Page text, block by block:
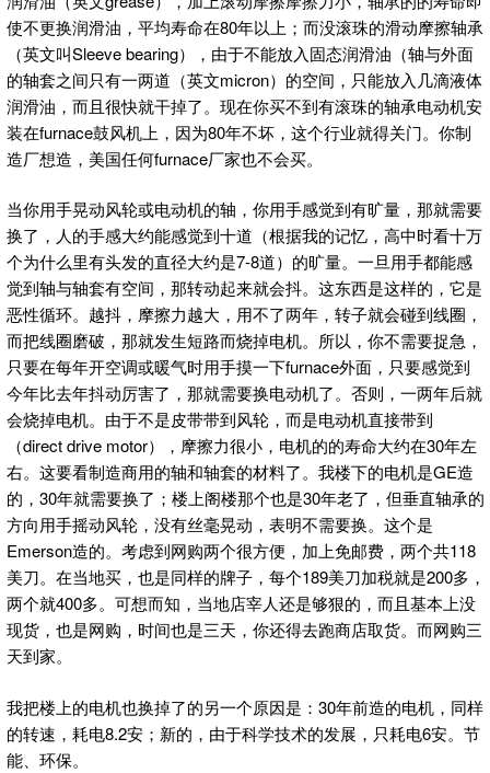
使不更换润滑油，平均寿命在80年以上；而没滚珠的滑动摩擦轴承
（英文叫Sleeve bearing），由于不能放入固态润滑油（轴与外面
的轴套之间只有一两道（英文micron）的空间，只能放入几滴液体
润滑油，而且很快就干掉了。现在你买不到有滚珠的轴承电动机安
装在furnace鼓风机上，因为80年不坏，这个行业就得关门。你制
造厂想造，美国任何furnace厂家也不会买。
当你用手晃动风轮或电动机的轴，你用手感觉到有旷量，那就需要
换了，人的手感大约能感觉到十道（根据我的记忆，高中时看十万
个为什么里有头发的直径大约是7-8道）的旷量。一旦用手都能感
觉到轴与轴套有空间，那转动起来就会抖。这东西是这样的，它是
恶性循环。越抖，摩擦力越大，用不了两年，转子就会碰到线圈，
而把线圈磨破，那就发生短路而烧掉电机。所以，你不需要捉急，
只要在每年开空调或暖气时用手摸一下furnace外面，只要感觉到
今年比去年抖动厉害了，那就需要换电动机了。否则，一两年后就
会烧掉电机。由于不是皮带带到风轮，而是电动机直接带到
（direct drive motor），摩擦力很小，电机的的寿命大约在30年左
右。这要看制造商用的轴和轴套的材料了。我楼下的电机是GE造
的，30年就需要换了；楼上阁楼那个也是30年老了，但垂直轴承的
方向用手摇动风轮，没有丝毫晃动，表明不需要换。这个是
Emerson造的。考虑到网购两个很方便，加上免邮费，两个共118
美刀。在当地买，也是同样的牌子，每个189美刀加税就是200多，
两个就400多。可想而知，当地店宰人还是够狠的，而且基本上没
现货，也是网购，时间也是三天，你还得去跑商店取货。而网购三
天到家。
我把楼上的电机也换掉了的另一个原因是：30年前造的电机，同样
的转速，耗电8.2安；新的，由于科学技术的发展，只耗电6安。节
能、环保。